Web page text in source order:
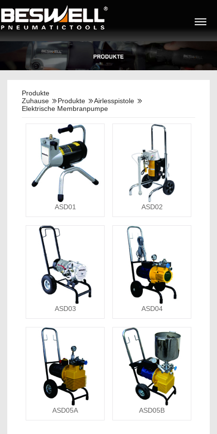
Produkte
Zuhause
Produkte
Airlesspistole
Elektrische Membranpumpe
ASD01 ASD02
ASD03 ASD04
ASD05A ASD05B